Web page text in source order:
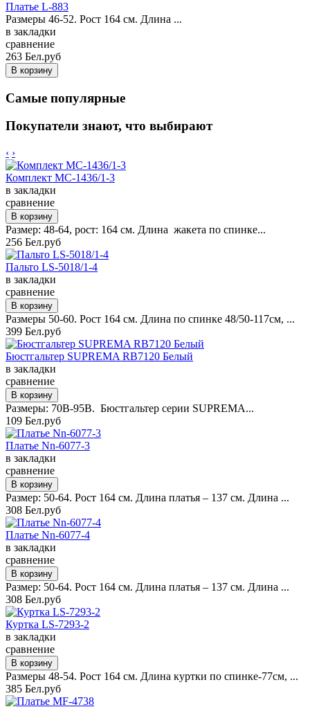
Платье L-883
Размеры 46-52. Рост 164 см. Длина ...
в закладки
сравнение
263 Бел.руб
Самые популярные
Покупатели знают, что выбирают
‹ ›
Комплект MC-1436/1-3
в закладки
сравнение
Размер: 48-64, рост: 164 см. Длина жакета по спинке...
256 Бел.руб
Пальто LS-5018/1-4
в закладки
сравнение
Размеры 50-60. Рост 164 см. Длина по спинке 48/50-117см, ...
399 Бел.руб
Бюстгальтер SUPREMA RB7120 Белый
в закладки
сравнение
Размеры: 70B-95B. Бюстгальтер серии SUPREMA...
109 Бел.руб
Платье Nn-6077-3
в закладки
сравнение
Размер: 50-64. Рост 164 см. Длина платья – 137 см. Длина ...
308 Бел.руб
Платье Nn-6077-4
в закладки
сравнение
Размер: 50-64. Рост 164 см. Длина платья – 137 см. Длина ...
308 Бел.руб
Куртка LS-7293-2
в закладки
сравнение
Размеры 48-54. Рост 164 см. Длина куртки по спинке-77см, ...
385 Бел.руб